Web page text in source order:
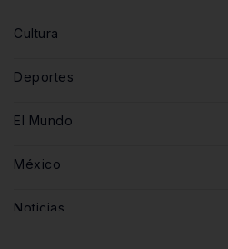
Cultura
Deportes
El Mundo
México
Noticias